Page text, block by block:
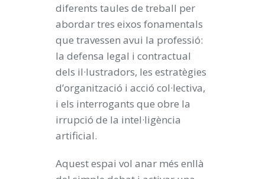
diferents taules de treball per
abordar tres eixos fonamentals
que travessen avui la professió:
la defensa legal i contractual
dels il·lustradors, les estratègies
d’organització i acció col·lectiva,
i els interrogants que obre la
irrupció de la intel·ligència
artificial.
Aquest espai vol anar més enllà